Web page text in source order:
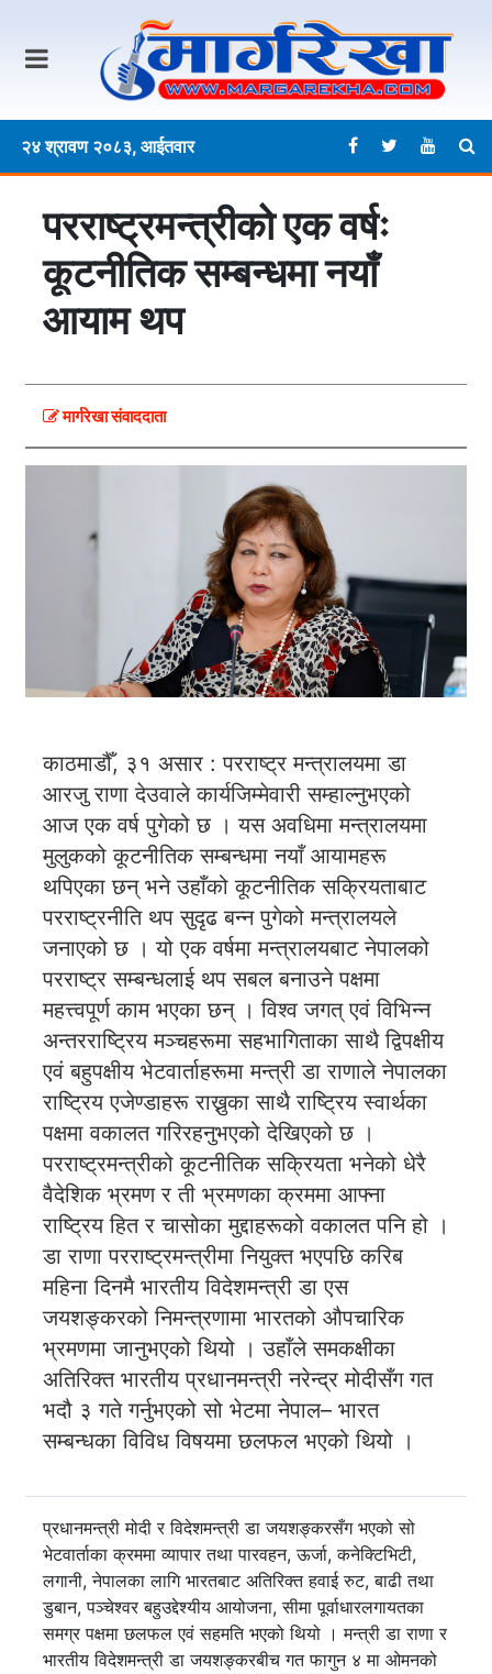
२४ श्रावण २०८३, आईतवार
परराष्ट्रमन्त्रीको एक वर्षः
कूटनीतिक सम्बन्धमा नयाँ
आयाम थप
मार्गरेखा संवाददाता
काठमाडौँ, ३१ असार : परराष्ट्र मन्त्रालयमा डा
आरजु राणा देउवाले कार्यजिम्मेवारी सम्हाल्नुभएको
आज एक वर्ष पुगेको छ । यस अवधिमा मन्त्रालयमा
मुलुकको कूटनीतिक सम्बन्धमा नयाँ आयामहरू
थपिएका छन् भने उहाँको कूटनीतिक सक्रियताबाट
परराष्ट्रनीति थप सुदृढ बन्न पुगेको मन्त्रालयले
जनाएको छ । यो एक वर्षमा मन्त्रालयबाट नेपालको
परराष्ट्र सम्बन्धलाई थप सबल बनाउने पक्षमा
महत्त्वपूर्ण काम भएका छन् । विश्व जगत् एवं विभिन्न
अन्तरराष्ट्रिय मञ्चहरूमा सहभागिताका साथै द्विपक्षीय
एवं बहुपक्षीय भेटवार्ताहरूमा मन्त्री डा राणाले नेपालका
राष्ट्रिय एजेण्डाहरू राख्नुका साथै राष्ट्रिय स्वार्थका
पक्षमा वकालत गरिरहनुभएको देखिएको छ ।
परराष्ट्रमन्त्रीको कूटनीतिक सक्रियता भनेको धेरै
वैदेशिक भ्रमण र ती भ्रमणका क्रममा आफ्ना
राष्ट्रिय हित र चासोका मुद्दाहरूको वकालत पनि हो ।
डा राणा परराष्ट्रमन्त्रीमा नियुक्त भएपछि करिब
महिना दिनमै भारतीय विदेशमन्त्री डा एस
जयशङ्करको निमन्त्रणामा भारतको औपचारिक
भ्रमणमा जानुभएको थियो । उहाँले समकक्षीका
अतिरिक्त भारतीय प्रधानमन्त्री नरेन्द्र मोदीसँग गत
भदौ ३ गते गर्नुभएको सो भेटमा नेपाल– भारत
सम्बन्धका विविध विषयमा छलफल भएको थियो ।
प्रधानमन्त्री मोदी र विदेशमन्त्री डा जयशङ्करसँग भएको सो
भेटवार्ताका क्रममा व्यापार तथा पारवहन, ऊर्जा, कनेक्टिभिटी,
लगानी, नेपालका लागि भारतबाट अतिरिक्त हवाई रुट, बाढी तथा
डुबान, पञ्चेश्वर बहुउद्देश्यीय आयोजना, सीमा पूर्वाधारलगायतका
समग्र पक्षमा छलफल एवं सहमति भएको थियो । मन्त्री डा राणा र
भारतीय विदेशमन्त्री डा जयशङ्करबीच गत फागुन ४ मा ओमनको